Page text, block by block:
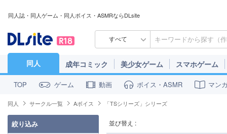
同人誌・同人ゲーム・同人ボイス・ASMRならDLsite
すべて
同人 成年コミック 美少女ゲーム スマホゲーム
TOP ゲーム 動画 ボイス・ASMR マン
同人 サークル一覧 Aボイス 「TSシリーズ」シリーズ
並び替え :
絞り込み